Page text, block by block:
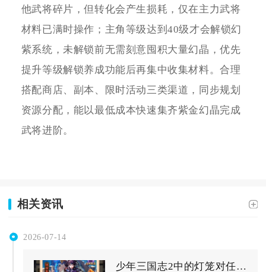
他武将碎片，但转化会产生损耗，仅在主力武将
材料已满时操作；主角等级达到40级才会解锁幻
紫系统，未解锁前无需刻意囤积大量幻晶，优先
提升等级解锁养成功能后再集中收集材料。合理
搭配商店、副本、限时活动三类渠道，同步规划
资源分配，能以最低成本快速集齐紫金幻晶完成
武将进阶。
相关资讯
2026-07-14
少年三国志2中的灯笼对任务有什么影响